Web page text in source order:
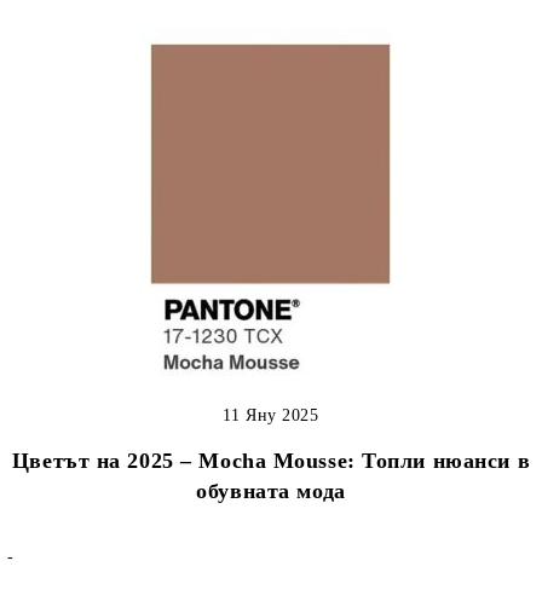
Цветът на 2025 – Mocha Mousse: Топли нюанси в
обувната мода
11 Яну 2025
-